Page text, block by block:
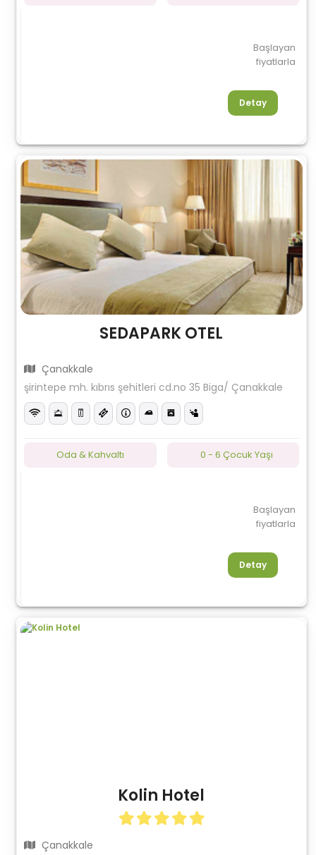
Başlayan
fiyatlarla
Detay
SEDAPARK OTEL
Çanakkale
şirintepe mh. kıbrıs şehitleri cd.no 35 Biga/ Çanakkale
Oda & Kahvaltı 0 - 6 Çocuk Yaşı
Başlayan
fiyatlarla
Detay
Kolin Hotel
Çanakkale